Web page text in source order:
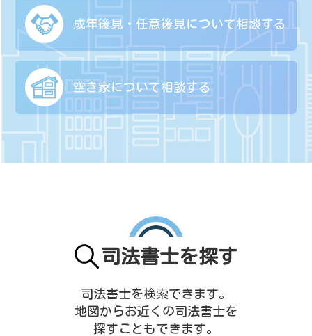
成年後見・任意後見について相談する
空き家について相談する
司法書士を探す
司法書士を検索できます。
地図からお近くの司法書士を
探すこともできます。